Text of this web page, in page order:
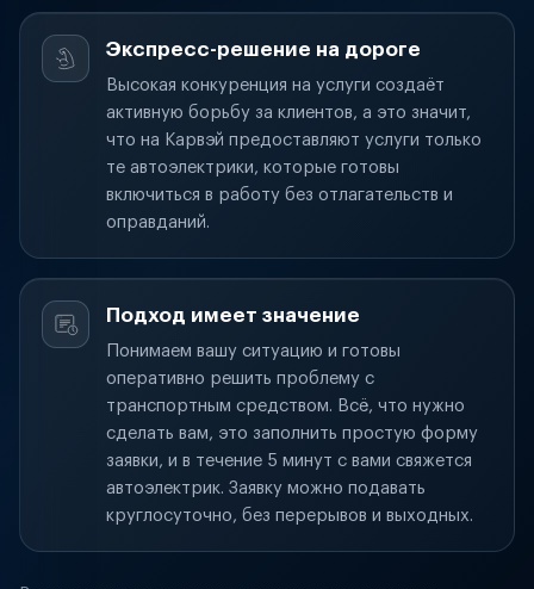
Экспресс-решение на дороге
Высокая конкуренция на услуги создаёт
активную борьбу за клиентов, а это значит,
что на Карвэй предоставляют услуги только
те автоэлектрики, которые готовы
включиться в работу без отлагательств и
оправданий.
Подход имеет значение
Понимаем вашу ситуацию и готовы
оперативно решить проблему с
транспортным средством. Всё, что нужно
сделать вам, это заполнить простую форму
заявки, и в течение 5 минут с вами свяжется
автоэлектрик. Заявку можно подавать
круглосуточно, без перерывов и выходных.